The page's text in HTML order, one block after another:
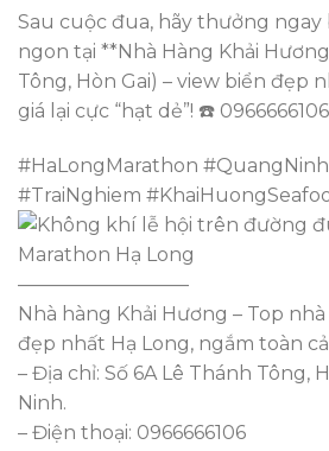
Sau cuộc đua, hãy thưởng ngay
ngon tại **Nhà Hàng Khải
Tông, Hòn Gai) – view biển đẹp
giá lại cực “hạt dẻ”! ☎️ 0966666106
#HaLongMarathon
#TraiNghiem
—————————
Nhà hàng Khải Hương – Top
đẹp nhất Hạ Long, ngắm toàn
– Địa chỉ: Số 6A Lê Thánh Tông,
Ninh.
– Điện thoại: 0966666106